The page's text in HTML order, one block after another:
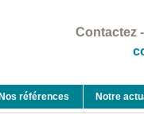
Contactez
Nos références Notre